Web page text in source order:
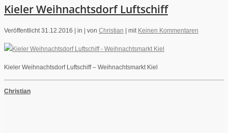
Kieler Weihnachtsdorf Luftschiff
Veröffentlicht 31.12.2016 | in | von Christian mit Keinen Kommentaren
Kieler Weihnachtsdorf Luftschiff – Weihnachtsmarkt Kiel
Christian